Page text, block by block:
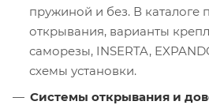
пружиной и без. В каталоге
открывания, варианты
саморезы, INSERTA,
схемы установки.
Системы открывания и